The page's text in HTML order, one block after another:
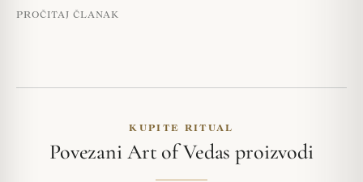
PROČITAJ ČLANAK
KUPITE RITUAL
Povezani Art of Vedas proizvodi